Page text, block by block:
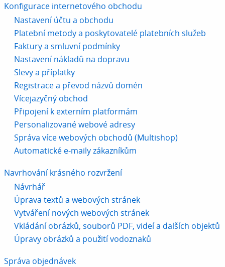
Konfigurace internetového obchodu
Nastavení účtu a obchodu
Platební metody a poskytovatelé platebních služeb
Faktury a smluvní podmínky
Nastavení nákladů na dopravu
Slevy a příplatky
Registrace a převod názvů domén
Vícejazyčný obchod
Připojení k externím platformám
Personalizované webové adresy
Správa více webových obchodů (Multishop)
Automatické e-maily zákazníkům
Navrhování krásného rozvržení
Návrhář
Úprava textů a webových stránek
Vytváření nových webových stránek
Vkládání obrázků, souborů PDF, videí a dalších objektů
Úpravy obrázků a použití vodoznaků
Správa objednávek